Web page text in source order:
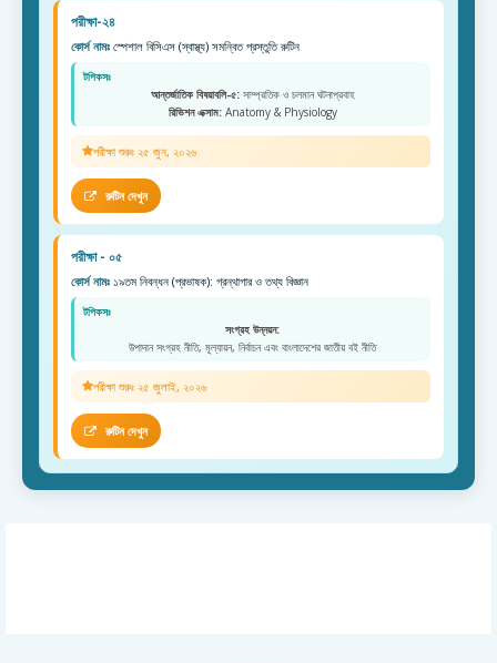
পরীক্ষা-২৪
কোর্স নামঃ স্পেশাল বিসিএস (স্বাস্থ্য) সমন্বিত প্রস্তুতি রুটিন
টপিকসঃ
আন্তর্জাতিক বিষয়াবলি-৫:সাম্প্রতিক ও চলমান ঘটনাপ্রবাহ
রিভিশন এক্সাম:Anatomy & Physiology
পরীক্ষা শুরুঃ ২৫ জুন, ২০২৬
রুটিন দেখুন
পরীক্ষা - ০৫
কোর্স নামঃ ১৯তম নিবন্ধন (প্রভাষক): গ্রন্থাগার ও তথ্য বিজ্ঞান
টপিকসঃ
সংগ্রহ উন্নয়ন:
উপাদান সংগ্রহ নীতি, মূল্যায়ন, নির্বাচন এবং বাংলাদেশের জাতীয় বই নীতি
পরীক্ষা শুরুঃ ২৫ জুলাই, ২০২৬
রুটিন দেখুন